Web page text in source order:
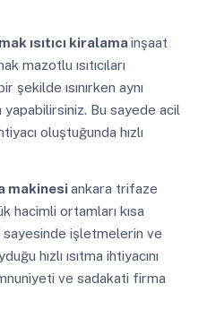
ısıtıcı kiralamainşaat
mazotlu ısıtıcıları
şekilde ısınırken aynı
Bu sayede acil
oluştuğunda hızlı
makinesiankara trifaze
hacimli ortamları kısa
sayesinde işletmelerin ve
hızlı ısıtma ihtiyacını
ve sadakati firma